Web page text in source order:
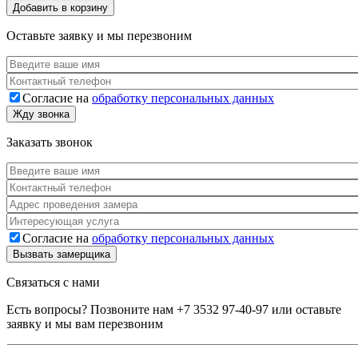
Добавить в корзину
Оставьте заявку и мы перезвоним
Ваше имя*
Телефон*
Согласие на обработку персональных данных
Согласие*
Жду звонка
Заказать звонок
Ваше имя*
Телефон*
Адрес*
Услуга
Согласие на обработку персональных данных
Согласие*
Вызвать замерщика
Связаться с нами
Есть вопросы? Позвоните нам +7 3532 97-40-97 или оставьте
заявку и мы вам перезвоним